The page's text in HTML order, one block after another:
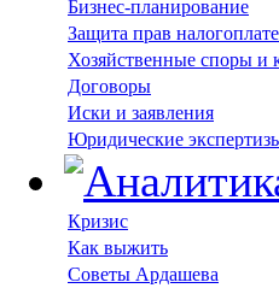
Бизнес-планирование
Защита прав
Хозяйственные споры и
Договоры
Иски и заявления
Юридические
Кризис
Как выжить
Советы Ардашева